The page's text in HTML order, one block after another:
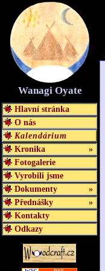
Wanagi Oyate
Hlavní stránka
O nás
Kalendárium
Kronika
»
Fotogalerie
Vyrobili jsme
Dokumenty
»
Přednášky
»
Kontakty
Odkazy